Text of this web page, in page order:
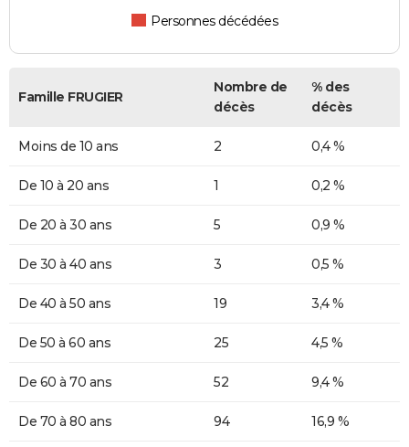
Personnes décédées
Famille FRUGIER
Nombre de
décès
% des
décès
Moins de 10 ans 2 0,4 %
De 10 à 20 ans 1 0,2 %
De 20 à 30 ans 5 0,9 %
De 30 à 40 ans 3 0,5 %
De 40 à 50 ans 19 3,4 %
De 50 à 60 ans 25 4,5 %
De 60 à 70 ans 52 9,4 %
De 70 à 80 ans 94 16,9 %